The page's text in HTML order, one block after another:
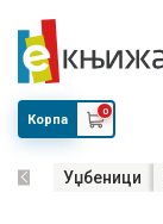
Корпа
0
Уџбеници